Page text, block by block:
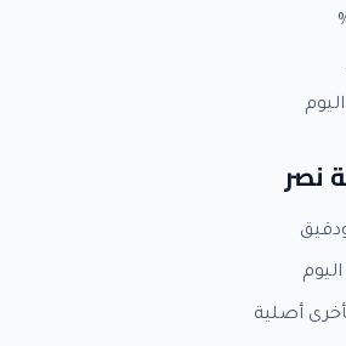
نصر
أصلية